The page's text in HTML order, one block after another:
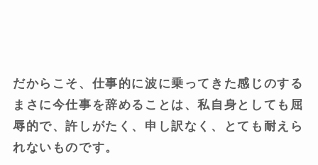
だからこそ、仕事的に波に乗ってきた感じのする
まさに今仕事を辞めることは、私自身としても屈
辱的で、許しがたく、申し訳なく、とても耐えら
れないものです。